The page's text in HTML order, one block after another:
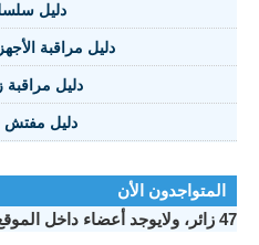
دليل
دليل مراقبة
دليل مراقبة
دليل مفتش
المتواجدون الأن
47 زائر، ولايوجد أعضاء داخل الموقع